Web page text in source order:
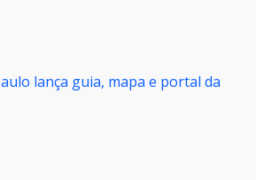
lança guia, mapa e portal da